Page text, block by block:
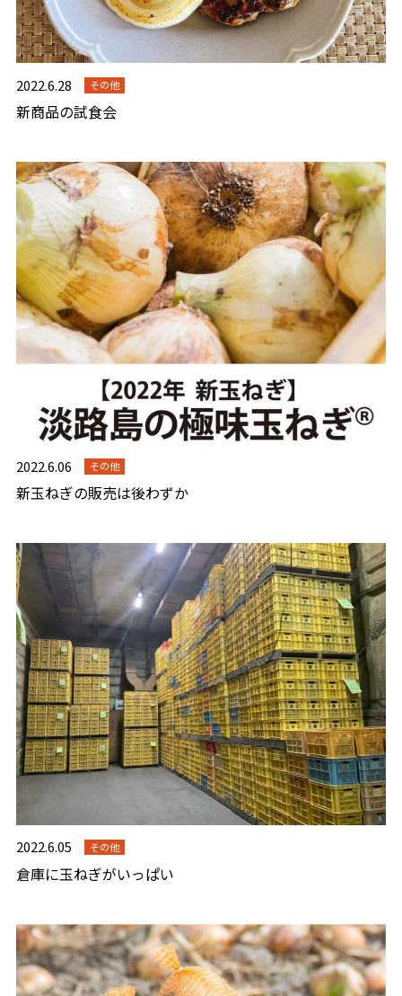
2022.6.28 その他
新商品の試食会
2022.6.06 その他
新玉ねぎの販売は後わずか
2022.6.05 その他
倉庫に玉ねぎがいっぱい